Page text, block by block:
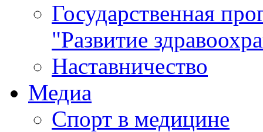
Государственная
"Развитие
Наставничество
Медиа
Спорт в медицине